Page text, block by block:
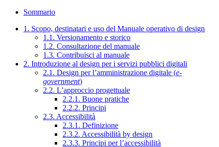
Sommario
1. Scopo, destinatari e uso del Manuale operativo di design
1.1. Versionamento e storico
1.2. Consultazione del manuale
1.3. Contribuisci al manuale
2. Introduzione al design per i servizi pubblici digitali
2.1. Design per l’amministrazione digitale (e-
government)
2.2. L’approccio progettuale
2.2.1. Buone pratiche
2.2.2. Principi
2.3. Accessibilità
2.3.1. Definizione
2.3.2. Accessibilità by design
2.3.3. Principi per l’accessibilità